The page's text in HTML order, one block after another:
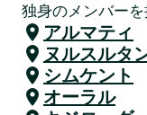
独身のメンバー
アルマティ
ヌルスルタ
シムケント
オーラル